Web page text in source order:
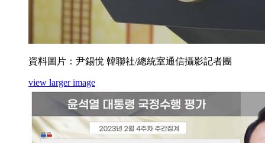
資料圖片：尹錫悅 韓聯社/總統室通信攝影記者團
view larger image